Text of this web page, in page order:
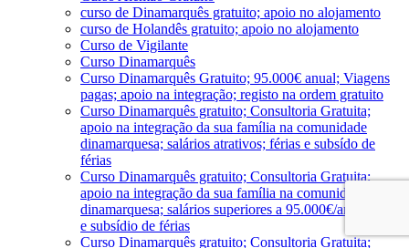
curso de Dinamarquês gratuito; apoio no alojamento
curso de Holandês gratuito; apoio no alojamento
Curso de Vigilante
Curso Dinamarquês
Curso Dinamarquês Gratuito; 95.000€ anual; Viagens
pagas; apoio na integração; registo na ordem gratuito
Curso Dinamarquês gratuito; Consultoria Gratuita;
apoio na integração da sua família na comunidade
dinamarquesa; salários atrativos; férias e subsído de
férias
Curso Dinamarquês gratuito; Consultoria Gratuita;
apoio na integração da sua família na comunidade
dinamarquesa; salários superiores a 95.000€/ano; férias
e subsídio de férias
Curso Dinamarquês gratuito; Consultoria Gratuita;